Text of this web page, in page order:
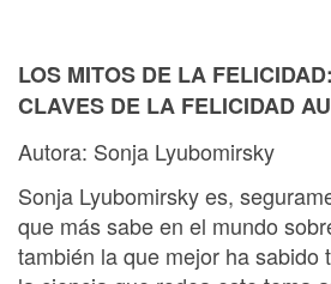
LOS MITOS DE LA
CLAVES DE LA FELICIDAD
Autora: Sonja Lyubomirsky
Sonja Lyubomirsky es,
que más sabe en el mundo
también la que mejor ha sabido